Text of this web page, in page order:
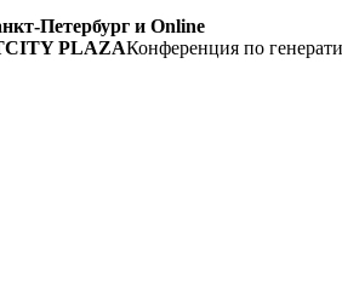
Петербург и Online
PLAZAКонференция по